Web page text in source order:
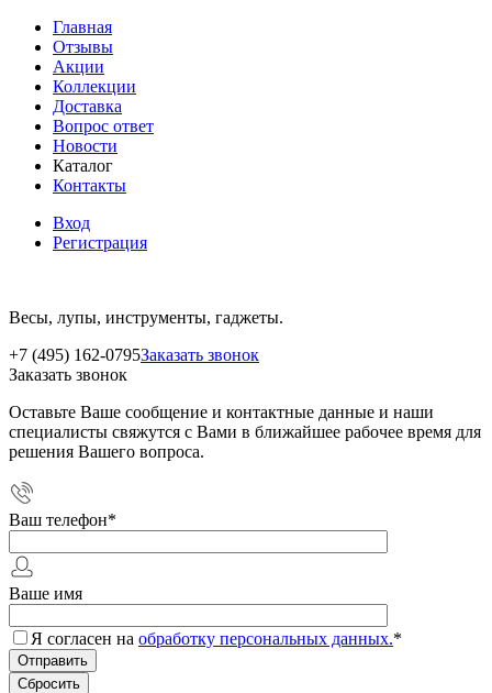
Главная
Отзывы
Акции
Коллекции
Доставка
Вопрос ответ
Новости
Каталог
Контакты
Вход
Регистрация
Весы, лупы, инструменты, гаджеты.
+7 (495) 162-0795Заказать звонок
Заказать звонок
Оставьте Ваше сообщение и контактные данные и наши
специалисты свяжутся с Вами в ближайшее рабочее время для
решения Вашего вопроса.
Ваш телефон*
Ваше имя
Я согласен на обработку персональных данных.*